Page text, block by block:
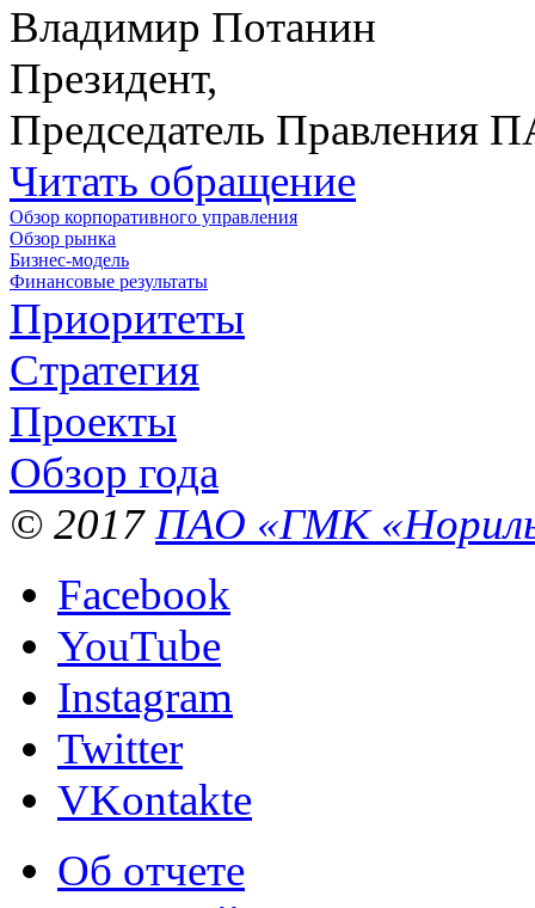
Владимир Потанин
Президент,
Председатель Правления
Читать обращение
Обзор корпоративного управления
Обзор рынка
Бизнес-модель
Финансовые результаты
Приоритеты
Стратегия
Проекты
Обзор года
© 2017 ПАО «ГМК
Facebook
YouTube
Instagram
Twitter
VKontakte
Об отчете